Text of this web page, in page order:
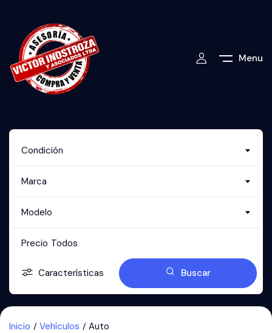
Menu
Condición
Marca
Modelo
Precio Todos
Características Buscar
Inicio Vehículos Auto